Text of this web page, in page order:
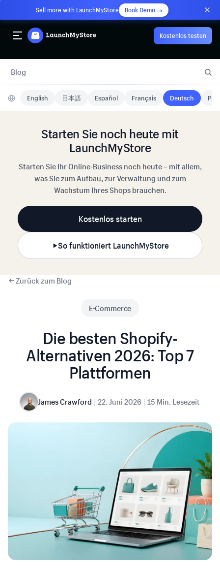
Sell more with LaunchMyStore Book Demo →
Kostenlos testen
Blog
English 日本語 Español Français Deutsch
Starten Sie noch heute mit
LaunchMyStore
Starten Sie Ihr Online-Business noch heute – mit allem,
was Sie zum Aufbau, zur Verwaltung und zum
Wachstum Ihres Shops brauchen.
Kostenlos starten
So funktioniert LaunchMyStore
Zurück zum Blog
E-Commerce
Die besten Shopify-
Alternativen 2026: Top 7
Plattformen
James Crawford | 22. Juni 2026 | 15 Min. Lesezeit